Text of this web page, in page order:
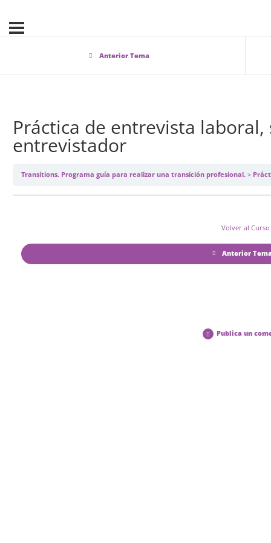
Anterior Tema
Práctica de entrevista
entrevistador
Transitions. Programa guía para realizar una transición profesional.
Anterior
Volver al Curso
Publica un